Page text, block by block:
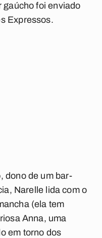
gaúcho foi enviado
Expressos.
dono de um bar-
Narelle lida com o
(ela tem
Anna, uma
em torno dos